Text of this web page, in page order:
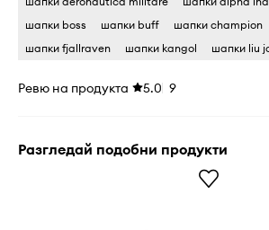
шапки boss
шапки buff шапки champion
шапки fjallraven
шапки kangol шапки liu
Ревю на продукта 5.0 9
Разгледай подобни продукти